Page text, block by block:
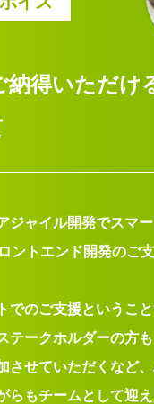
納得いただけ
ジャイル開発でスマ
ントエンド開発のご
でのご支援というこ
テークホルダーの方
させていただくなど
らもチームとして迎